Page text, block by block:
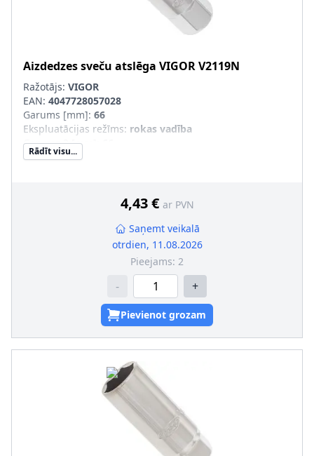
Aizdedzes sveču atslēga VIGORV2119N
Ražotājs: VIGOR
EAN: 4047728057028
Garums [mm]: 66
Ekspluatācijas režīms: rokas vadība
Garums 2 [mm]
Piedziņas četrkanša izmēri [mm (collas)]
Rādīt visu...
4,43 € ar PVN
Saņemt veikalā
otrdien, 11.08.2026
Pieejams: 2
- +
Pievienot grozam